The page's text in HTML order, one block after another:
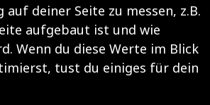
deiner Seite zu messen, z.B.
aufgebaut ist und wie
Wenn du diese Werte im Blick
tust du einiges für dein